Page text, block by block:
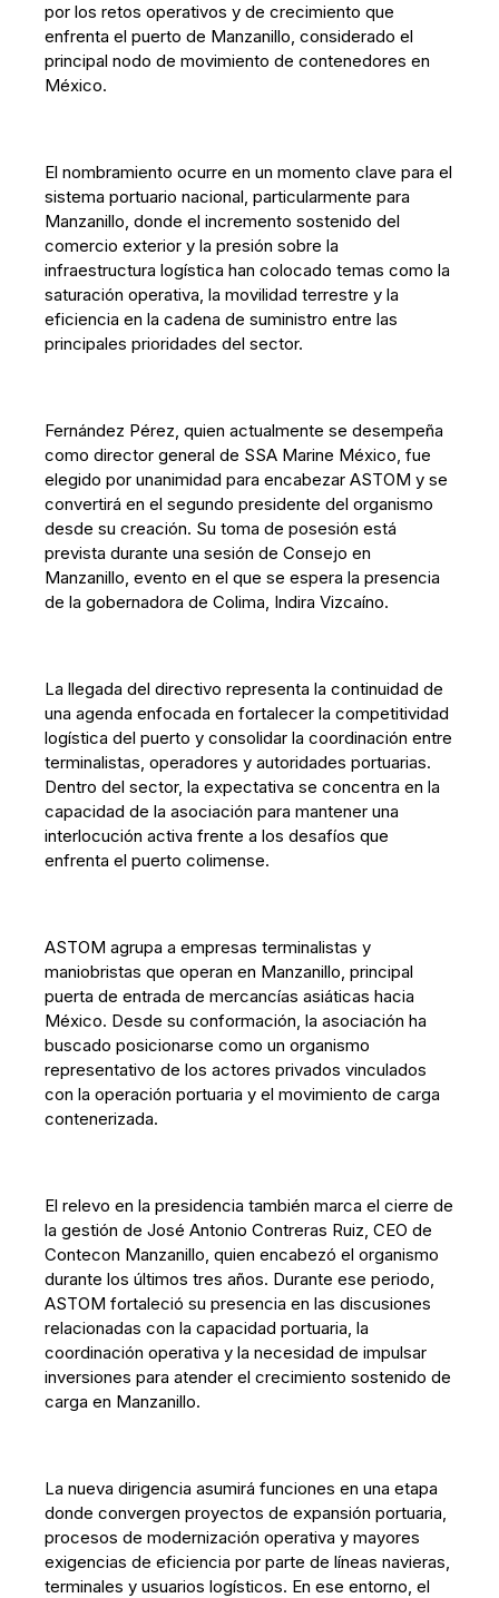
por los retos operativos y de crecimiento que
enfrenta el puerto de Manzanillo, considerado el
principal nodo de movimiento de contenedores en
México.
El nombramiento ocurre en un momento clave para el
sistema portuario nacional, particularmente para
Manzanillo, donde el incremento sostenido del
comercio exterior y la presión sobre la
infraestructura logística han colocado temas como la
saturación operativa, la movilidad terrestre y la
eficiencia en la cadena de suministro entre las
principales prioridades del sector.
Fernández Pérez, quien actualmente se desempeña
como director general de SSA Marine México, fue
elegido por unanimidad para encabezar ASTOM y se
convertirá en el segundo presidente del organismo
desde su creación. Su toma de posesión está
prevista durante una sesión de Consejo en
Manzanillo, evento en el que se espera la presencia
de la gobernadora de Colima, Indira Vizcaíno.
La llegada del directivo representa la continuidad de
una agenda enfocada en fortalecer la competitividad
logística del puerto y consolidar la coordinación entre
terminalistas, operadores y autoridades portuarias.
Dentro del sector, la expectativa se concentra en la
capacidad de la asociación para mantener una
interlocución activa frente a los desafíos que
enfrenta el puerto colimense.
ASTOM agrupa a empresas terminalistas y
maniobristas que operan en Manzanillo, principal
puerta de entrada de mercancías asiáticas hacia
México. Desde su conformación, la asociación ha
buscado posicionarse como un organismo
representativo de los actores privados vinculados
con la operación portuaria y el movimiento de carga
contenerizada.
El relevo en la presidencia también marca el cierre de
la gestión de José Antonio Contreras Ruiz, CEO de
Contecon Manzanillo, quien encabezó el organismo
durante los últimos tres años. Durante ese periodo,
ASTOM fortaleció su presencia en las discusiones
relacionadas con la capacidad portuaria, la
coordinación operativa y la necesidad de impulsar
inversiones para atender el crecimiento sostenido de
carga en Manzanillo.
La nueva dirigencia asumirá funciones en una etapa
donde convergen proyectos de expansión portuaria,
procesos de modernización operativa y mayores
exigencias de eficiencia por parte de líneas navieras,
terminales y usuarios logísticos. En ese entorno, el